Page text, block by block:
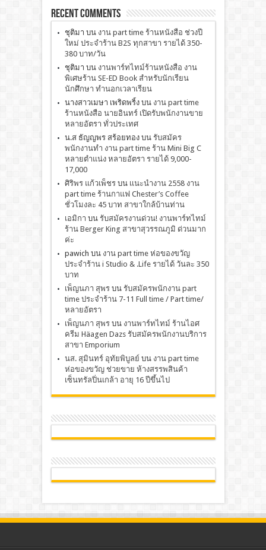
Recent Comments
ชุติมา บน งาน part time ร้านหนังสือ ช่วงปี
ใหม่ ประจำร้าน B2S ทุกสาขา รายได้ 350-
380 บาท/วัน
ชุติมา บน งานพาร์ทไทม์ร้านหนังสือ งาน
พิเศษร้าน SE-ED Book สำหรับนักเรียน
นักศึกษา ทำนอกเวลาเรียน
นางสาวเมษา เพริดพริ้งบน งาน part time
ร้านหนังสือ นายอินทร์ เปิดรับพนักงานขาย
หลายอัตรา ทั่วประเทศ
น.ส ธัญญพร สร้อยทองบน รับสมัคร
พนักงานทำ งาน part time ร้าน Mini Big C
หลายตำแน่ง หลายอัตรา รายได้ 9,000-
17,000
ศิริพร แก้วเพ็ชรบน เเนะนำงาน 2558 งาน
part time ร้านกาแฟ Chester’s Coffee
ชั่วโมงละ 45 บาท สาขาใกล้บ้านท่าน
เอมิกา บน รับสมัครงานด่วน! งานพาร์ทไทม์
ร้าน Berger King สาขาสุวรรณภูมิ ด่วนมาก
ค่ะ
pawich บน งาน part time ห่อของขวัญ
ประจำร้าน i Studio & .Life รายได้ วันละ 350
บาท
เพ็ญนภา สุพรบน รับสมัครพนักงาน part
time ประจำร้าน 7-11 Full time / Part time/
หลายอัตรา
เพ็ญนภา สุพรบน งานพาร์ทไทม์ ร้านไอศ
ครีม Häagen Dazs รับสมัครพนักงานบริการ
สาขา Emporium
นส. สุมินทร์ อุทัยพิบูลย์ บน งาน part time
ห่อของขวัญ ช่วยขาย ห้างสรรพสินค้า
เซ็นทรัลปิ่นเกล้า อายุ 16 ปีขึ้นไป